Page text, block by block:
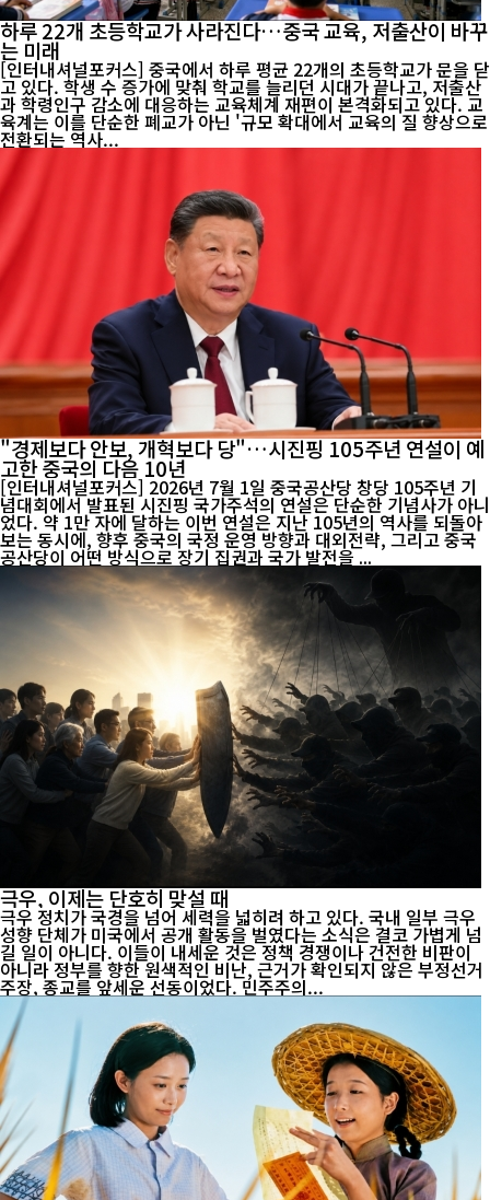
하루 22개 초등학교가 사라진다…중국 교육, 저출산이 바꾸
는 미래
[인터내셔널포커스] 중국에서 하루 평균 22개의 초등학교가 문을 닫
고 있다. 학생 수 증가에 맞춰 학교를 늘리던 시대가 끝나고, 저출산
과 학령인구 감소에 대응하는 교육체계 재편이 본격화되고 있다. 교
육계는 이를 단순한 폐교가 아닌 '규모 확대에서 교육의 질 향상으로
전환되는 역사...
"경제보다 안보, 개혁보다 당"…시진핑 105주년 연설이 예
고한 중국의 다음 10년
[인터내셔널포커스] 2026년 7월 1일 중국공산당 창당 105주년 기
념대회에서 발표된 시진핑 국가주석의 연설은 단순한 기념사가 아니
었다. 약 1만 자에 달하는 이번 연설은 지난 105년의 역사를 되돌아
보는 동시에, 향후 중국의 국정 운영 방향과 대외전략, 그리고 중국
공산당이 어떤 방식으로 장기 집권과 국가 발전을 ...
극우, 이제는 단호히 맞설 때
극우 정치가 국경을 넘어 세력을 넓히려 하고 있다. 국내 일부 극우
성향 단체가 미국에서 공개 활동을 벌였다는 소식은 결코 가볍게 넘
길 일이 아니다. 이들이 내세운 것은 정책 경쟁이나 건전한 비판이
아니라 정부를 향한 원색적인 비난, 근거가 확인되지 않은 부정선거
주장, 종교를 앞세운 선동이었다. 민주주의...